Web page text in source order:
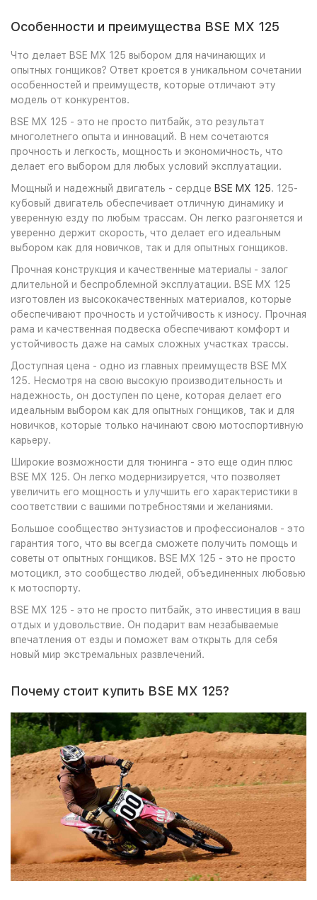
Особенности и преимущества BSE MX 125
Что делает BSE MX 125 выбором для начинающих и
опытных гонщиков? Ответ кроется в уникальном сочетании
особенностей и преимуществ, которые отличают эту
модель от конкурентов.
BSE MX 125 - это не просто питбайк, это результат
многолетнего опыта и инноваций. В нем сочетаются
прочность и легкость, мощность и экономичность, что
делает его выбором для любых условий эксплуатации.
Мощный и надежный двигатель - сердце BSE MX 125. 125-
кубовый двигатель обеспечивает отличную динамику и
уверенную езду по любым трассам. Он легко разгоняется и
уверенно держит скорость, что делает его идеальным
выбором как для новичков, так и для опытных гонщиков.
Прочная конструкция и качественные материалы - залог
длительной и беспроблемной эксплуатации. BSE MX 125
изготовлен из высококачественных материалов, которые
обеспечивают прочность и устойчивость к износу. Прочная
рама и качественная подвеска обеспечивают комфорт и
устойчивость даже на самых сложных участках трассы.
Доступная цена - одно из главных преимуществ BSE MX
125. Несмотря на свою высокую производительность и
надежность, он доступен по цене, которая делает его
идеальным выбором как для опытных гонщиков, так и для
новичков, которые только начинают свою мотоспортивную
карьеру.
Широкие возможности для тюнинга - это еще один плюс
BSE MX 125. Он легко модернизируется, что позволяет
увеличить его мощность и улучшить его характеристики в
соответствии с вашими потребностями и желаниями.
Большое сообщество энтузиастов и профессионалов - это
гарантия того, что вы всегда сможете получить помощь и
советы от опытных гонщиков. BSE MX 125 - это не просто
мотоцикл, это сообщество людей, объединенных любовью
к мотоспорту.
BSE MX 125 - это не просто питбайк, это инвестиция в ваш
отдых и удовольствие. Он подарит вам незабываемые
впечатления от езды и поможет вам открыть для себя
новый мир экстремальных развлечений.
Почему стоит купить BSE MX 125?